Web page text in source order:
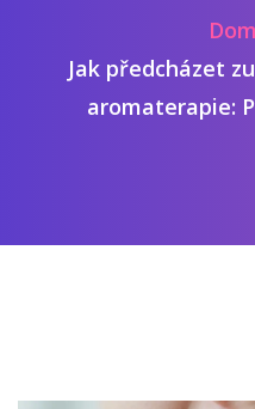
Jak předcházet
aromaterapie: